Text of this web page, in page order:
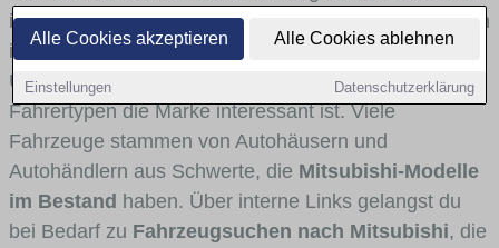
Alle Cookies akzeptieren Alle Cookies ablehnen
Einstellungen Datenschutzerklärung
in welchen Fahrzeugklassen Mitsubishi stark vertreten
ist, welche Modellreihen häufig im Stadt- und
Umlandverkehr zu sehen sind und für welche
Fahrertypen die Marke interessant ist. Viele
Fahrzeuge stammen von Autohäusern und
Autohändlern aus Schwerte, die Mitsubishi-Modelle
im Bestand haben. Über interne Links gelangst du
bei Bedarf zu Fahrzeugsuchen nach Mitsubishi, die